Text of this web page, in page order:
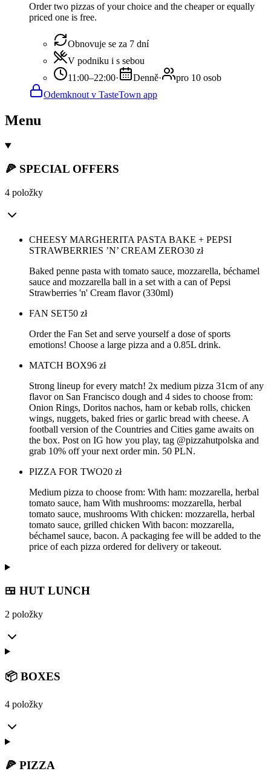
Order two pizzas of your choice and the cheaper or equally
priced one is free.
Obnovuje se za 7 dní
V podniku i s sebou
11:00–22:00· Denně·
pro 10 osob
Odemknout v TasteTown app
Menu
🍕 SPECIAL OFFERS
4 položky
CHEESY MARGHERITA PASTA BAKE + PEPSI
STRAWBERRIES ’N’ CREAM ZERO30 zł
Baked penne pasta with tomato sauce, mozzarella, béchamel
sauce and mozzarella ball in a set with a can of Pepsi
Strawberries 'n' Cream flavor (330ml)
FAN SET50 zł
Order the Fan Set and serve yourself a dose of sports
emotions! Choose a large pizza and a 0.85L drink.
MATCH BOX96 zł
Strong lineup for every match! 2x medium pizza 31cm of any
flavor on San Francisco dough and 4 sides to choose from:
Onion Rings, Doritos nachos, ham or kebab rolls, chicken
wings, nuggets, baked fries or garlic bread with cheese. A
football version of the Countries and Cities game awaits on
the box. Post on IG how you play, tag @pizzahutpolska and
grab 10% off your next order min. 50 PLN.
PIZZA FOR TWO20 zł
Medium pizza to choose from: With ham: mozzarella, herbal
tomato sauce, ham With mushrooms: mozzarella, herbal
tomato sauce, mushrooms With chicken: mozzarella, herbal
tomato sauce, grilled chicken With bacon: mozzarella,
béchamel sauce, bacon. A packaging fee will be added to the
price of each pizza ordered for delivery or takeout.
🍱 HUT LUNCH
2 položky
📦 BOXES
4 položky
🍕 PIZZA